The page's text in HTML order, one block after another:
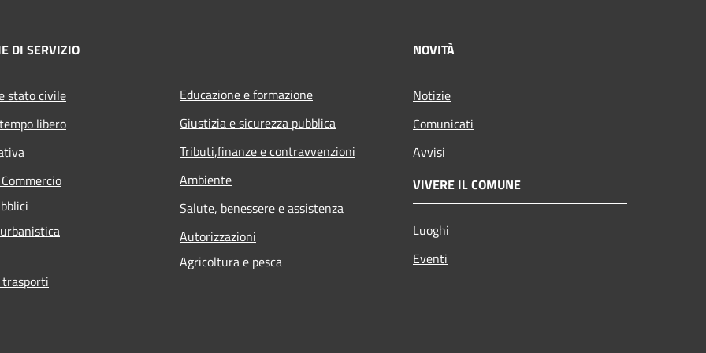
DI SERVIZIO
stato civile
libero
Educazione e formazione
Giustizia e sicurezza pubblica
Tributi,finanze e contravvenzioni
Ambiente
Salute, benessere e assistenza
Autorizzazioni
Agricoltura e pesca
NOVITÀ
Notizie
Comunicati
Avvisi
VIVERE IL COMUNE
Luoghi
Eventi